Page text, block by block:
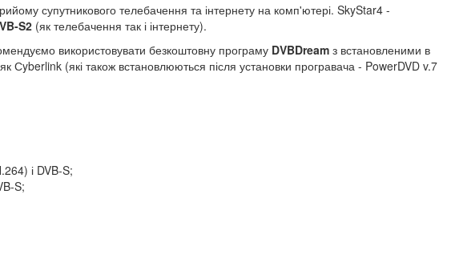
супутникового телебачення та інтернету на комп'ютері. SkyStar4 -
S2 (як телебачення так і інтернету).
використовувати безкоштовну програму DVBDream з встановленими в
Сyberlink (які також встановлюються після установки програвача - PowerDVD v.7
і DVB-S;
S;